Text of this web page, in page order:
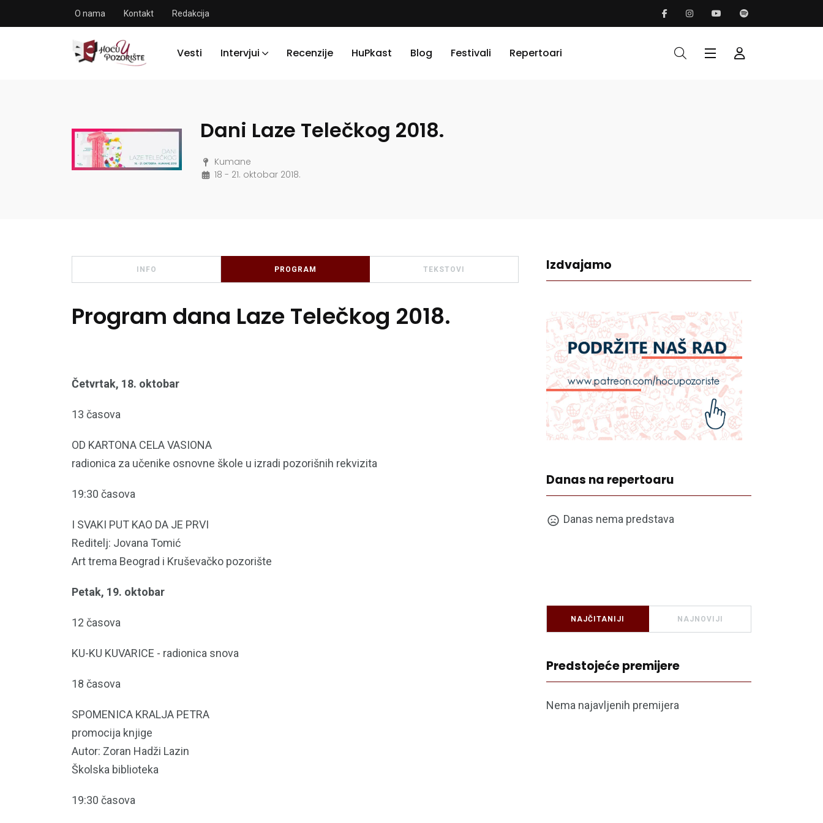
O nama Kontakt Redakcija
Vesti Intervjui Recenzije HuPkast Blog Festivali Repertoari
Dani Laze Telečkog 2018.
Kumane
18 - 21. oktobar 2018.
INFO PROGRAM TEKSTOVI
Program dana Laze Telečkog 2018.
Četvrtak, 18. oktobar
13 časova
OD KARTONA CELA VASIONA
radionica za učenike osnovne škole u izradi pozorišnih rekvizita
19:30 časova
I SVAKI PUT KAO DA JE PRVI
Reditelj: Jovana Tomić
Art trema Beograd i Kruševačko pozorište
Petak, 19. oktobar
12 časova
KU-KU KUVARICE - radionica snova
18 časova
SPOMENICA KRALJA PETRA
promocija knjige
Autor: Zoran Hadži Lazin
Školska biblioteka
19:30 časova
Izdvajamo
Danas na repertoaru
Danas nema predstava
NAJČITANIJI NAJNOVIJI
Predstojeće premijere
Nema najavljenih premijera